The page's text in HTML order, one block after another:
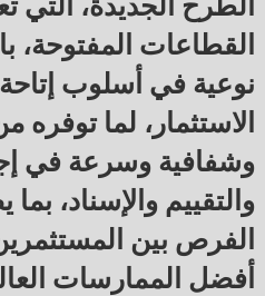
الطرح الجديدة، التي
القطاعات المفتوحة،
نوعية في أسلوب
الاستثمار، لما توفره
وشفافية وسرعة في
والتقييم والإسناد،
الفرص بين
أفضل الممارسات